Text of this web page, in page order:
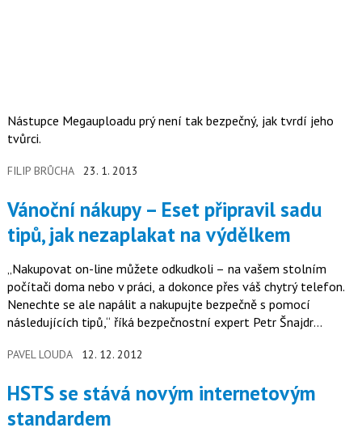
Nástupce Megauploadu prý není tak bezpečný, jak tvrdí jeho
tvůrci.
FILIP BRŮCHA 23. 1. 2013
Vánoční nákupy – Eset připravil sadu
tipů, jak nezaplakat na výdělkem
„Nakupovat on-line můžete odkudkoli – na vašem stolním
počítači doma nebo v práci, a dokonce přes váš chytrý telefon.
Nenechte se ale napálit a nakupujte bezpečně s pomocí
následujících tipů,“ říká bezpečnostní expert Petr Šnajdr
PAVEL LOUDA 12. 12. 2012
HSTS se stává novým internetovým
standardem